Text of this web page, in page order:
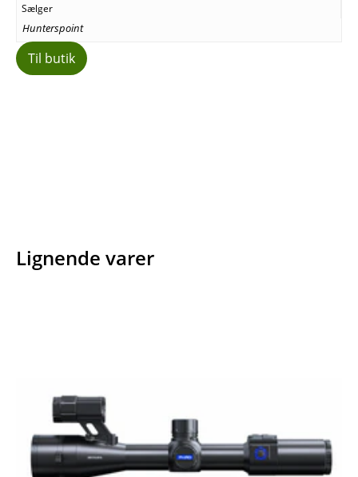
Sælger
Hunterspoint
Til butik
Lignende varer